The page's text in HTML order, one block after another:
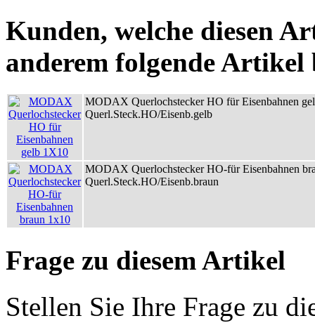
Kunden, welche diesen
anderem folgende Artikel
MODAX Querlochstecker HO für Eisenbahnen
Querl.Steck.HO/Eisenb.gelb
MODAX Querlochstecker HO-für Eisenbahnen
Querl.Steck.HO/Eisenb.braun
Frage zu diesem Artikel
Stellen Sie Ihre Frage zu